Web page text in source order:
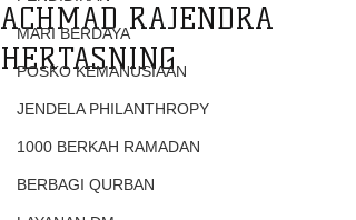
MARI BERDAYA
POSKO KEMANUSIAAN
JENDELA PHILANTHROPY
1000 BERKAH RAMADAN
BERBAGI QURBAN
ACHMAD RAJENDRA
HERTASNING